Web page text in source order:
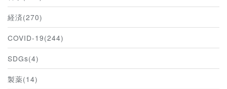
経済(270)
COVID-19(244)
SDGs(4)
製薬(14)